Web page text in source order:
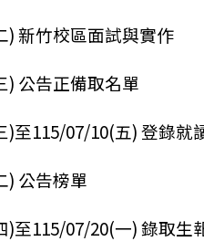
) 新竹校區面試與實作
) 公告正備取名單
)至115/07/10(五) 登錄就
) 公告榜單
)至115/07/20(一) 錄取生